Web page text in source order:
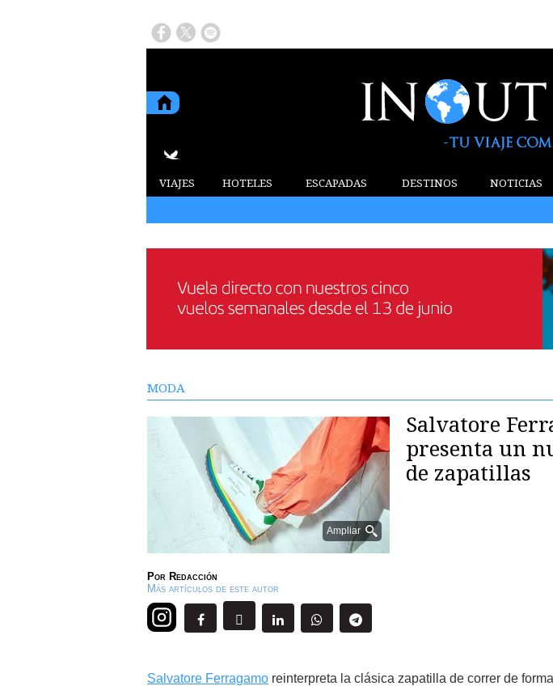
VIAJES HOTELES ESCAPADAS DESTINOS NOTICIAS
MODA
Ampliar
Salvatore
presenta un
de zapatillas
Por Redacción
Más artículos de este autor
Salvatore Ferragamo reinterpreta la clásica zapatilla de correr de